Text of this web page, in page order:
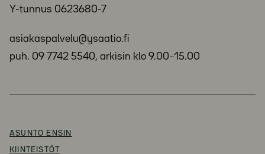
Y-tunnus 0623680-7
asiakaspalvelu@ysaatio.fi
puh. 09 7742 5540, arkisin klo 9.00–15.00
ASUNTO ENSIN
KIINTEISTÖT